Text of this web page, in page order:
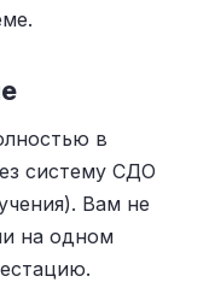
в
систему СДО
Вам не
на одном